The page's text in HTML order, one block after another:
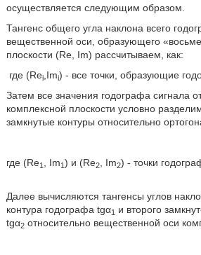
осуществляется следующим образом.
Тангенс общего угла наклона всего
вещественной оси, образующего
плоскости (Re, Im) рассчитываем, как:
где (Rei,Imi) - все точки, образующие
Затем все значения годографа сигнала
комплексной плоскости условно
замкнутые контуры относительно
где (Re1 , Im1) и (Re2, Im2) - точки
Далее вычисляются тангенсы углов
контура годографа tgα1 и второго
tgα2относительно вещественной оси